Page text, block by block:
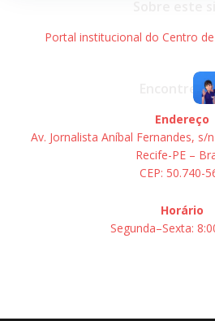
Portal institucional do Centro
Encontre-
Endereço
Av. Jornalista Aníbal Fernandes, s/
Recife-PE –
CEP: 50.740-
Horário
Segunda–Sexta: